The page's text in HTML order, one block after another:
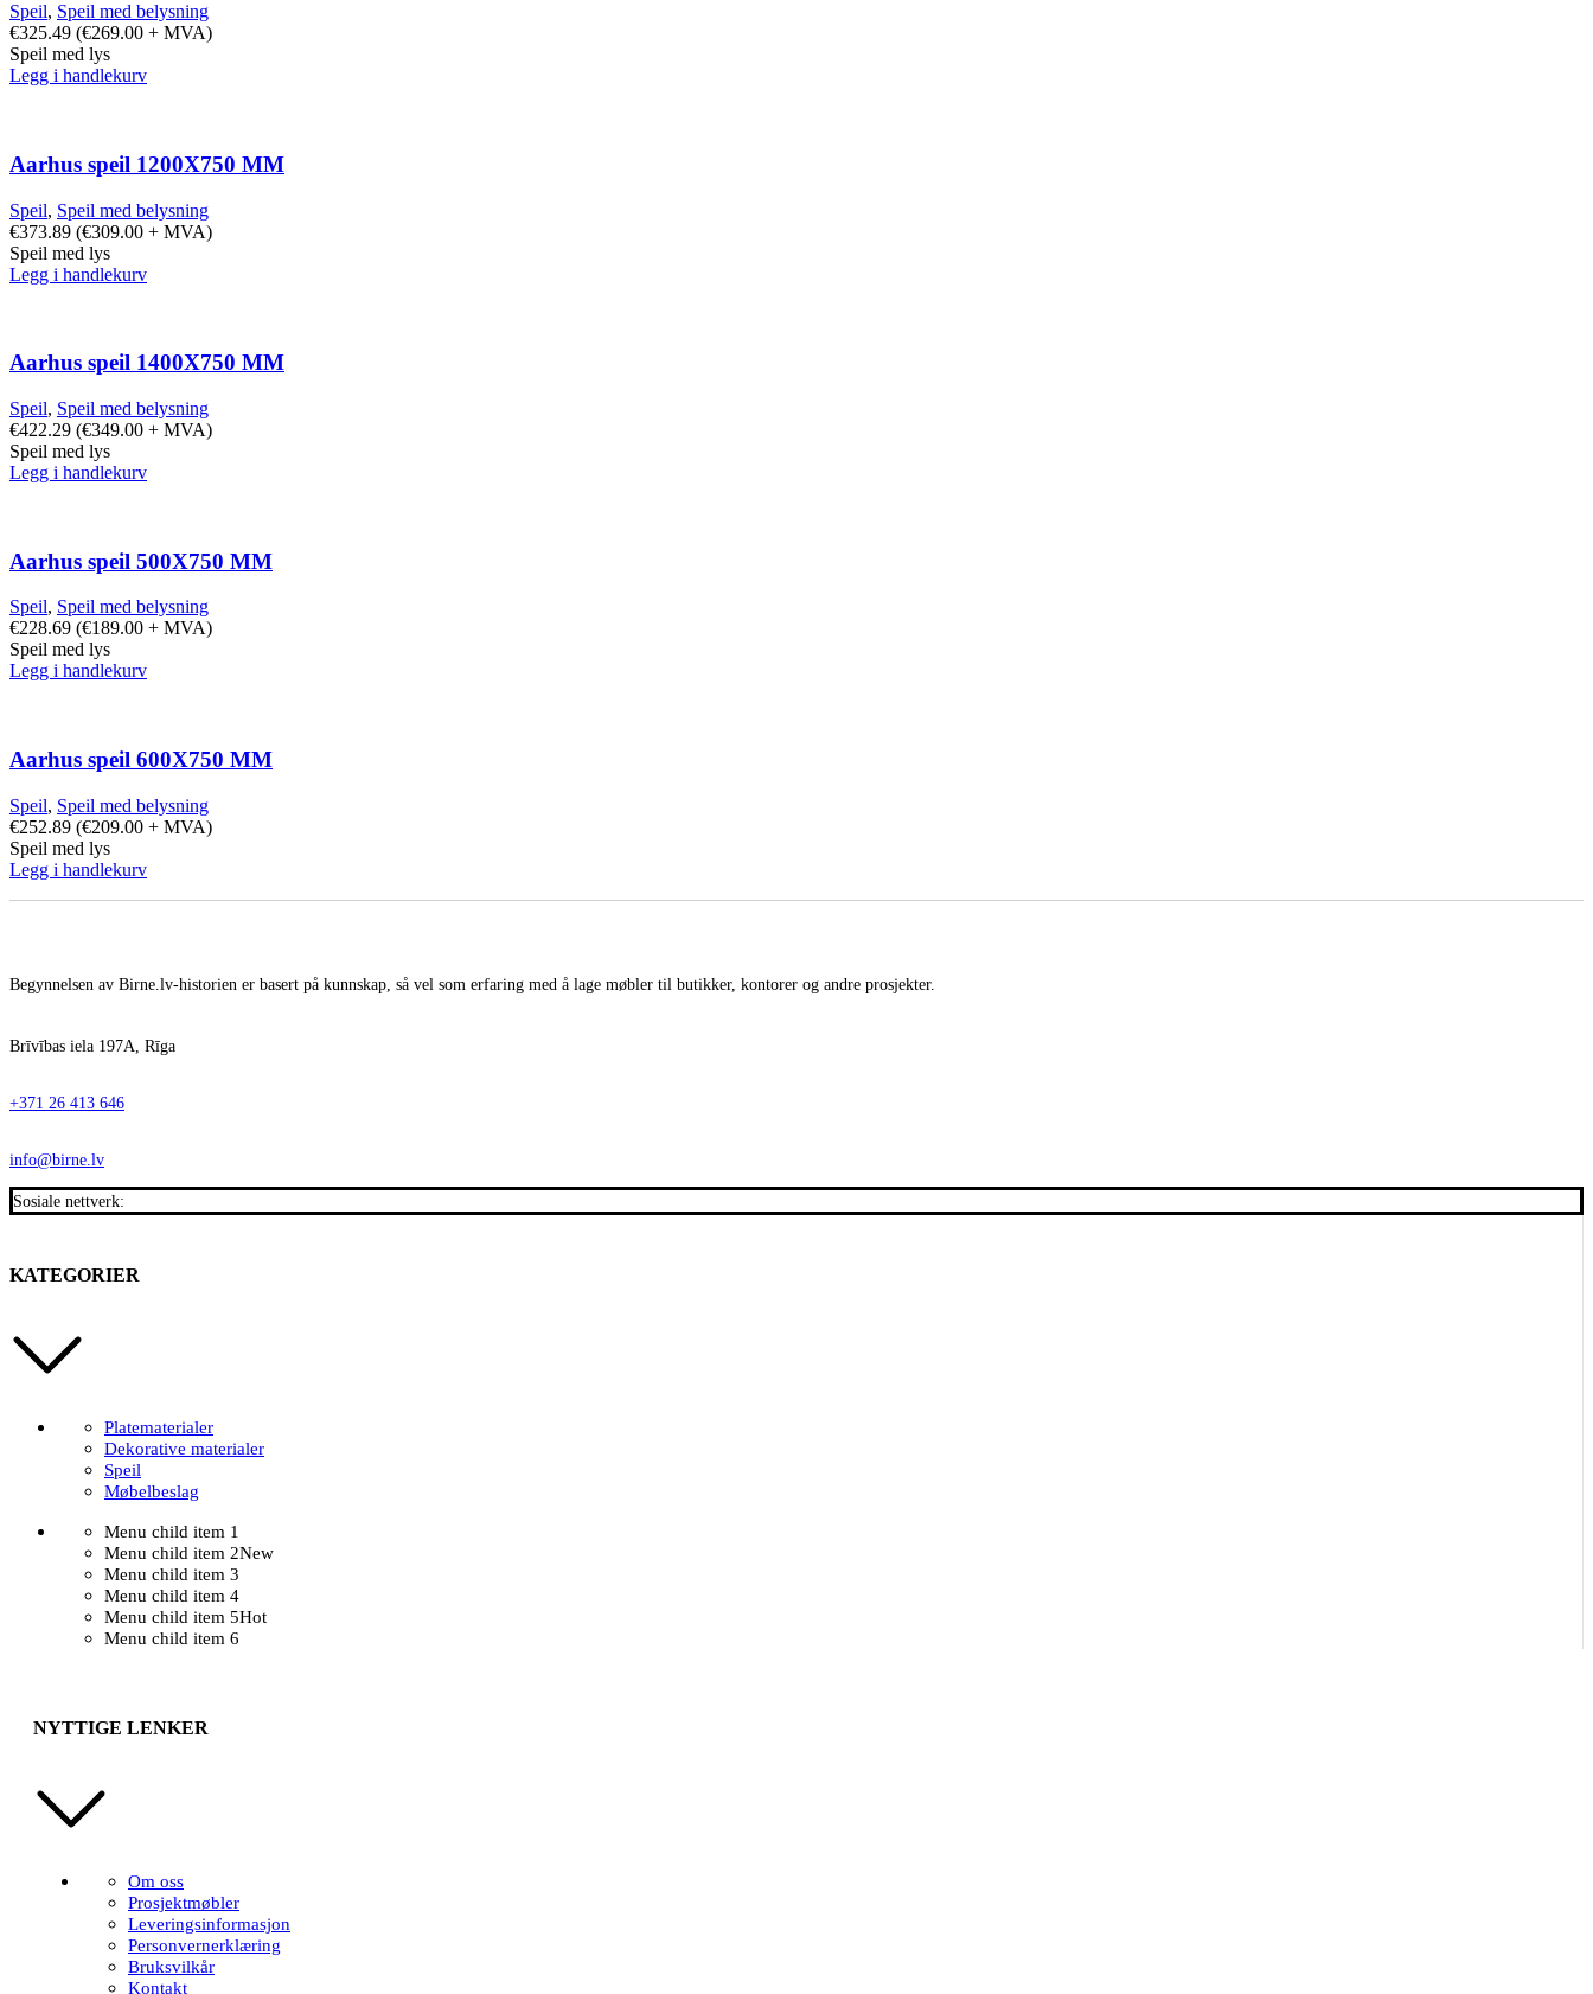
Speil, Speil med belysning
€325.49 (€269.00 + MVA)
Speil med lys
Legg i handlekurv
Aarhus speil 1200X750 MM
Speil, Speil med belysning
€373.89 (€309.00 + MVA)
Speil med lys
Legg i handlekurv
Aarhus speil 1400X750 MM
Speil, Speil med belysning
€422.29 (€349.00 + MVA)
Speil med lys
Legg i handlekurv
Aarhus speil 500X750 MM
Speil, Speil med belysning
€228.69 (€189.00 + MVA)
Speil med lys
Legg i handlekurv
Aarhus speil 600X750 MM
Speil, Speil med belysning
€252.89 (€209.00 + MVA)
Speil med lys
Legg i handlekurv
Begynnelsen av Birne.lv-historien er basert på kunnskap, så vel som erfaring med å lage møbler til butikker, kontorer og andre prosjekter.
Brīvības iela 197A, Rīga
+371 26 413 646
info@birne.lv
Sosiale nettverk:
KATEGORIER
Platematerialer
Dekorative materialer
Speil
Møbelbeslag
Menu child item 1
Menu child item 2New
Menu child item 3
Menu child item 4
Menu child item 5Hot
Menu child item 6
NYTTIGE LENKER
Om oss
Prosjektmøbler
Leveringsinformasjon
Personvernerklæring
Bruksvilkår
Kontakt